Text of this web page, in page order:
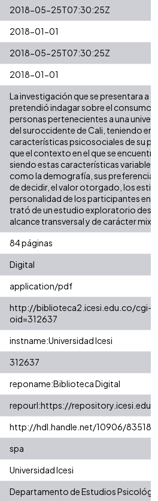
2018-05-25T07:30:25Z
2018-01-01
2018-05-25T07:30:25Z
2018-01-01
La investigación que se presentara a
pretendió indagar sobre el consumo
personas pertenecientes a una
del suroccidente de Cali, teniendo en
características psicosociales de su
que el contexto en el que se
siendo estas características
como la demografía, sus
de decidir, el valor otorgado, los
personalidad de los participantes en
trató de un estudio exploratorio
alcance transversal y de carácter
84 páginas
Digital
application/pdf
http://biblioteca2.icesi.edu.co/cgi-
oid=312637
instname:Universidad Icesi
312637
reponame:Biblioteca Digital
repourl:https://
http://hdl.handle.net/10906/83518
spa
Universidad Icesi
Departamento de Estudios